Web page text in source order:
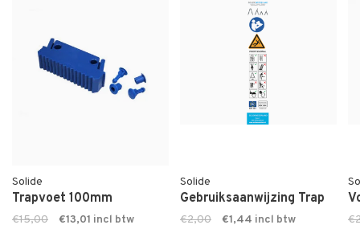
Solide
Trapvoet 100mm
€15,00 €13,01
Solide
Gebruiksaanwijzing Trap
€2,00 €1,44